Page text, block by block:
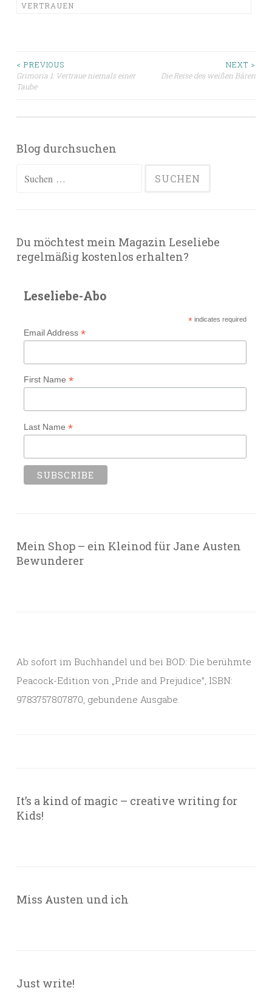
VERTRAUEN
Beitragsnavigation
< PREVIOUS
Grimoria 1: Vertraue niemals einer
Taube
NEXT >
Die Reise des weißen Bären
Blog durchsuchen
Suchen
Du möchtest mein Magazin Leseliebe
regelmäßig kostenlos erhalten?
Leseliebe-Abo
*indicates required
Email Address *
First Name *
Last Name *
Mein Shop – ein Kleinod für Jane Austen
Bewunderer
Ab sofort im Buchhandel und bei BOD: Die berühmte
Peacock-Edition von „Pride and Prejudice”, ISBN:
9783757807870, gebundene Ausgabe.
It’s a kind of magic – creative writing for
Kids!
Miss Austen und ich
Just write!